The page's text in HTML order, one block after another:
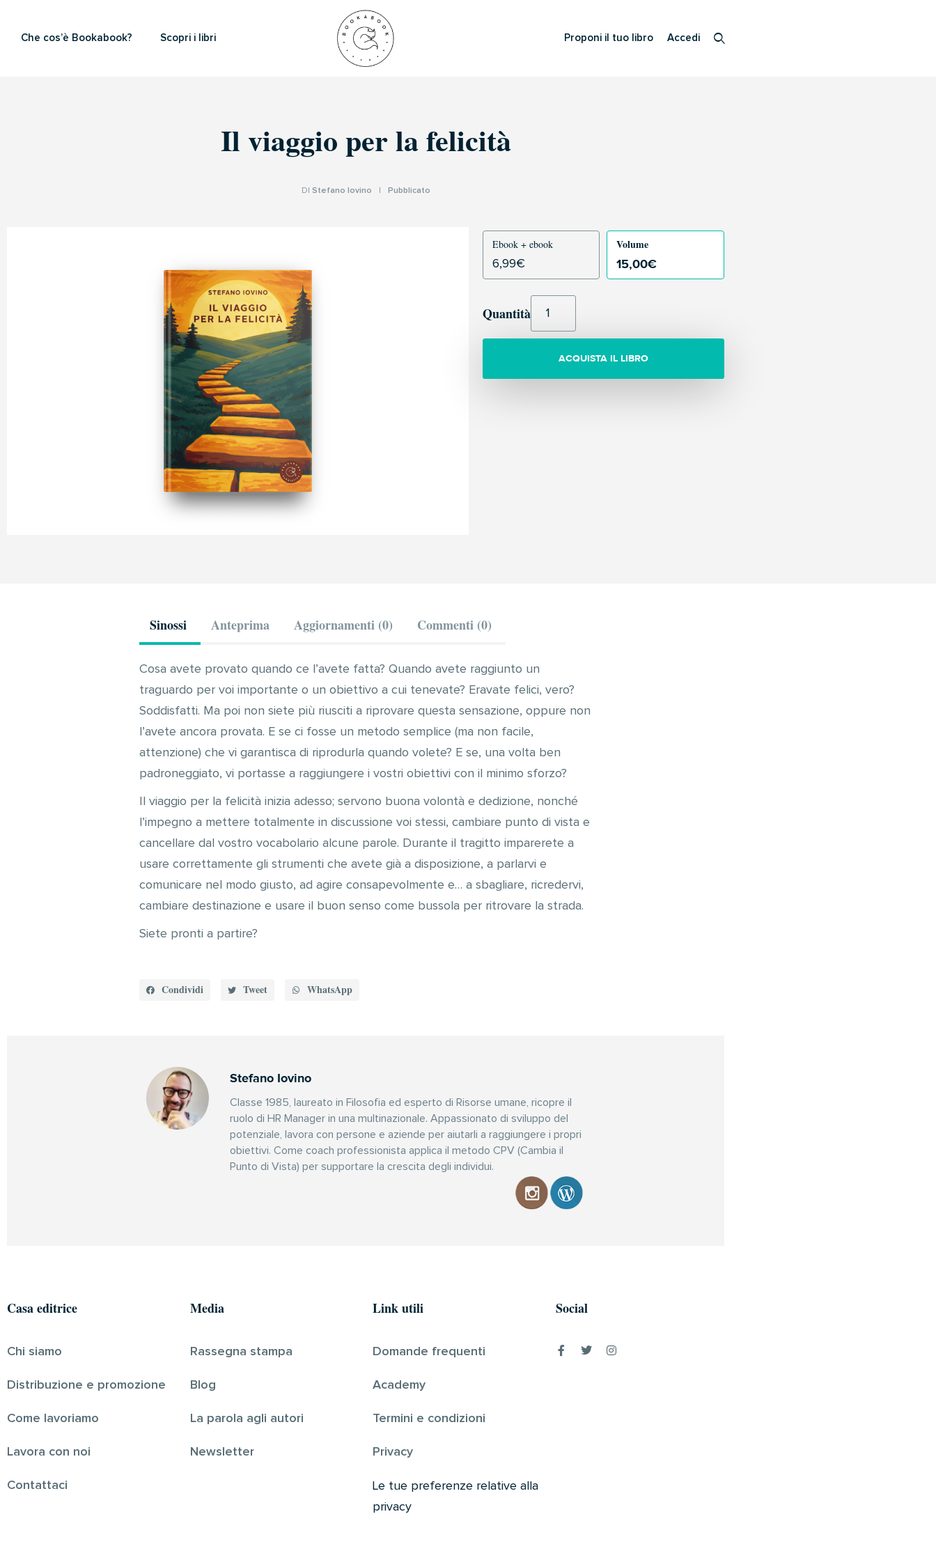
Che cos’è Bookabook? Scopri i libri Proponi il tuo libro Accedi
Il viaggio per la felicità
DI Stefano Iovino Pubblicato
Ebook + ebook
6,99€
Volume
15,00€
Quantità
ACQUISTA IL LIBRO
Sinossi Anteprima Aggiornamenti (0) Commenti (0)
Cosa avete provato quando ce l’avete fatta? Quando avete raggiunto un
traguardo per voi importante o un obiettivo a cui tenevate? Eravate felici, vero?
Soddisfatti. Ma poi non siete più riusciti a riprovare questa sensazione, oppure non
l’avete ancora provata. E se ci fosse un metodo semplice (ma non facile,
attenzione) che vi garantisca di riprodurla quando volete? E se, una volta ben
padroneggiato, vi portasse a raggiungere i vostri obiettivi con il minimo sforzo?
Il viaggio per la felicità inizia adesso; servono buona volontà e dedizione, nonché
l’impegno a mettere totalmente in discussione voi stessi, cambiare punto di vista e
cancellare dal vostro vocabolario alcune parole. Durante il tragitto imparerete a
usare correttamente gli strumenti che avete già a disposizione, a parlarvi e
comunicare nel modo giusto, ad agire consapevolmente e… a sbagliare, ricredervi,
cambiare destinazione e usare il buon senso come bussola per ritrovare la strada.
Siete pronti a partire?
Condividi Tweet WhatsApp
Stefano Iovino
Classe 1985, laureato in Filosofia ed esperto di Risorse umane, ricopre il
ruolo di HR Manager in una multinazionale. Appassionato di sviluppo del
potenziale, lavora con persone e aziende per aiutarli a raggiungere i propri
obiettivi. Come coach professionista applica il metodo CPV (Cambia il
Punto di Vista) per supportare la crescita degli individui.
Casa editrice
Chi siamo
Distribuzione e promozione
Come lavoriamo
Lavora con noi
Contattaci
Media
Rassegna stampa
Blog
La parola agli autori
Newsletter
Link utili
Domande frequenti
Academy
Termini e condizioni
Privacy
Le tue preferenze relative alla
privacy
Social